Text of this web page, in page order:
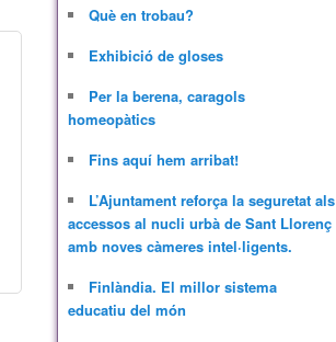
Què en trobau?
Exhibició de gloses
Per la berena, caragols
homeopàtics
Fins aquí hem arribat!
L’Ajuntament reforça la seguretat als
accessos al nucli urbà de Sant Llorenç
amb noves càmeres intel·ligents.
Finlàndia. El millor sistema
educatiu del món